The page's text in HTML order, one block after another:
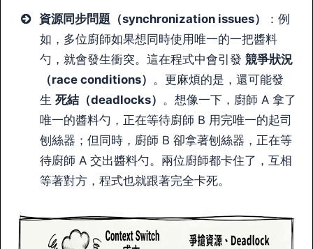
資源同步問題（synchronization issues）
：例
如，多位廚師如果想同時使用唯一的一把醬料
勺，就會發生衝突。這在程式中會引發 競爭狀況
（race conditions） 。更麻煩的是，還可能發
生 死結（deadlocks） 。想像一下，廚師 A 拿了
唯一的醬料勺，正在等待廚師 B 用完唯一的起司
刨絲器；但同時，廚師 B 卻拿著刨絲器，正在等
待廚師 A 交出醬料勺。兩位廚師都卡住了，互相
等著對方，程式也就跟著完全卡死。